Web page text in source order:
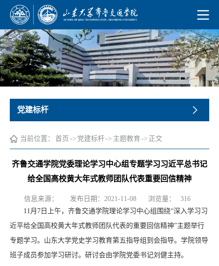
党建标杆
当前位置： 首页 -> 党建标杆-> 主题教育 -> 正文
齐鲁交通学院党委理论学习中心组专题学习习近平总书记
给全国高校黄大年式教师团队代表重要回信精神
信息来源： 发布日期：2021-11-08 浏览量：
316
11月7日上午，齐鲁交通学院理论学习中心组围绕“深入学习习
近平给全国高校黄大年式教师团队代表的重要回信精神”主题举行
专题学习。山东大学党史学习教育第五指导组到会指导。学院领导
班子成员参加学习研讨。研讨会由学院党委书记刘健主持。